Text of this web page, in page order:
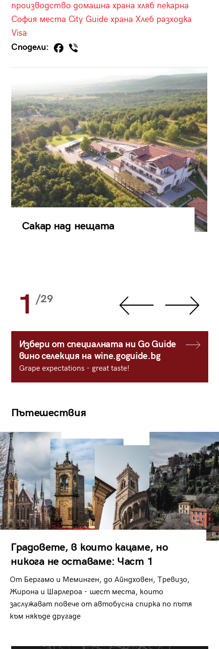
производство домашна храна хляб пекарна
София места City Guide храна Хлеб разходка
Visa
Сподели:
Сакар над нещата
1 /29
Избери от специалната ни Go Guide
вино селекция на wine.goguide.bg
Grape expectations - great taste!
Пътешествия
Градовете, в които кацаме, но
никога не оставаме: Част 1
От Бергамо и Меминген, до Айндховен, Тревизо,
Жирона и Шарлероа - шест места, които
заслужават повече от автобусна спирка по пътя
към някъде другаде